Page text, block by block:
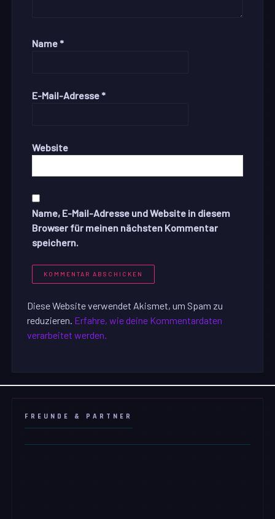
Name *
E-Mail-Adresse *
Website
Name, E-Mail-Adresse und Website in diesem
Browser für meinen nächsten Kommentar
speichern.
Diese Website verwendet Akismet, um Spam zu
reduzieren. Erfahre, wie deine Kommentardaten
verarbeitet werden.
FREUNDE & PARTNER